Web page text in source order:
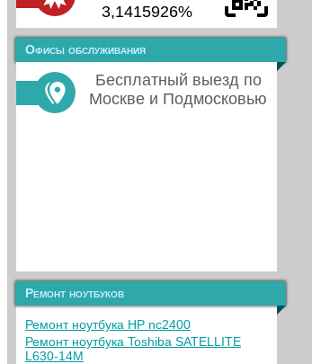
3,1415926%
Офисы обслуживания
Бесплатный выезд по
Москве и Подмосковью
Ремонт ноутбуков
Ремонт ноутбука HP nc2400
Ремонт ноутбука Toshiba SATELLITE
L630-14M